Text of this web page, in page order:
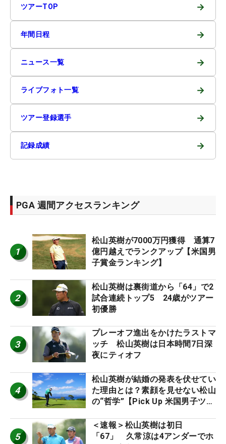
ツアーTOP →
年間日程 →
ニュース一覧 →
ライブフォト一覧 →
ツアー登録選手 →
記録成績 →
PGA 週間アクセスランキング
1
松山英樹が7000万円獲得 通算7
億円越えでランクアップ【米国男
子賞金ランキング】
2
松山英樹は裏街道から「64」で2
試合連続トップ5 24歳がツアー
初優勝
3
プレーオフ進出をかけたラストマ
ッチ 松山英樹は日本時間7日深
夜にティオフ
4
松山英樹が結婚の発表を伏せてい
た理由とは？素顔を見せない松山
の“哲学”【Pick Up 米国男子ツア
5
＜速報＞松山英樹は初日
「67」 久常涼は4アンダーでホ